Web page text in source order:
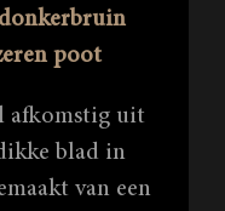
poot
afkomstig uit
blad in
van een